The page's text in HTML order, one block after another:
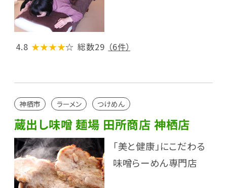
4.8 ★★★★☆ 総数29 （6件）
神栖市 ラーメン つけめん
蔵出し味噌 麺場 田所商店 神栖店
「美と健康」にこだわる
味噌らーめん専門店